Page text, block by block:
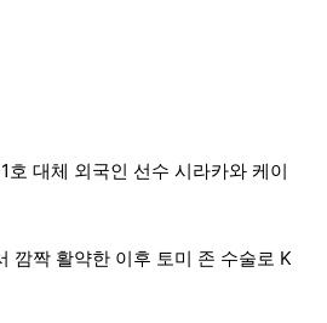
대체 외국인 선수 시라카와 케이
깜짝 활약한 이후 토미 존 수술로 K